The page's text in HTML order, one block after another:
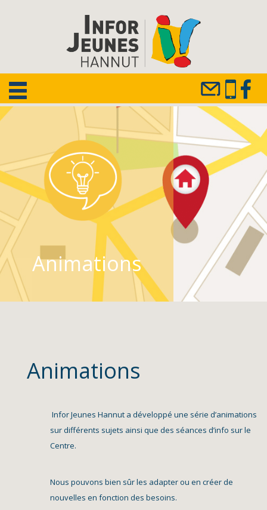
Animations
Animations
Infor Jeunes Hannut a développé une série d’animations
sur différents sujets ainsi que des séances d’info sur le
Centre.
Nous pouvons bien sûr les adapter ou en créer de
nouvelles en fonction des besoins.